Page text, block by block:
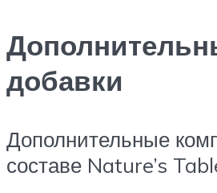
добавки
Дополнительные
составе Nature’s